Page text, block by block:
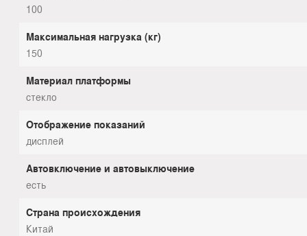
100
Максимальная нагрузка (кг)
150
Материал платформы
стекло
Отображение показаний
дисплей
Автовключение и автовыключение
есть
Страна происхождения
Китай